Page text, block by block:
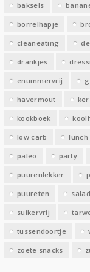
baksels
borrelhapje
cleaneating
drankjes
enummervrij
havermout
kookboek
low carb lunch
paleo party
puurenlekker
puureten
suikervrij
tussendoortje
zoete snacks